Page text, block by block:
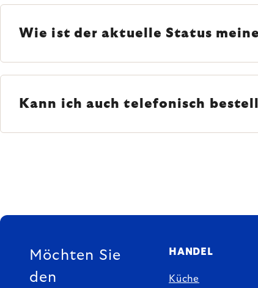
Wie ist der aktuelle Status
Kann ich auch telefonisch
FUSSZEILE
Möchten Sie
den
HANDEL
Küche